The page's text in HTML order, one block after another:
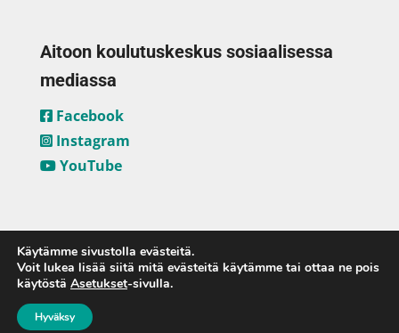
Aitoon koulutuskeskus sosiaalisessa
mediassa
Facebook
Instagram
YouTube
Aitoon koulutuskeskus ja
Käytämme sivustolla evästeitä.
Voit lukea lisää siitä mitä evästeitä käytämme tai ottaa ne pois
käytöstä Asetukset-sivulla.
Hyväksy